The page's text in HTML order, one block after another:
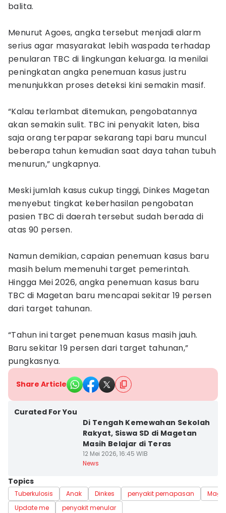
balita.
Menurut Agoes, angka tersebut menjadi alarm
serius agar masyarakat lebih waspada terhadap
penularan TBC di lingkungan keluarga. Ia menilai
peningkatan angka penemuan kasus justru
menunjukkan proses deteksi kini semakin masif.
“Kalau terlambat ditemukan, pengobatannya
akan semakin sulit. TBC ini penyakit laten, bisa
saja orang terpapar sekarang tapi baru muncul
beberapa tahun kemudian saat daya tahan tubuh
menurun,” ungkapnya.
Meski jumlah kasus cukup tinggi, Dinkes Magetan
menyebut tingkat keberhasilan pengobatan
pasien TBC di daerah tersebut sudah berada di
atas 90 persen.
Namun demikian, capaian penemuan kasus baru
masih belum memenuhi target pemerintah.
Hingga Mei 2026, angka penemuan kasus baru
TBC di Magetan baru mencapai sekitar 19 persen
dari target tahunan.
“Tahun ini target penemuan kasus masih jauh.
Baru sekitar 19 persen dari target tahunan,”
pungkasnya.
Share Article
Curated For You
Di Tengah Kemewahan Sekolah
Rakyat, Siswa SD di Magetan
Masih Belajar di Teras
12 Mei 2026, 16:45 WIB
News
Topics
Tuberkulosis Anak Dinkes penyakit pernapasan
Update me
penyakit menular